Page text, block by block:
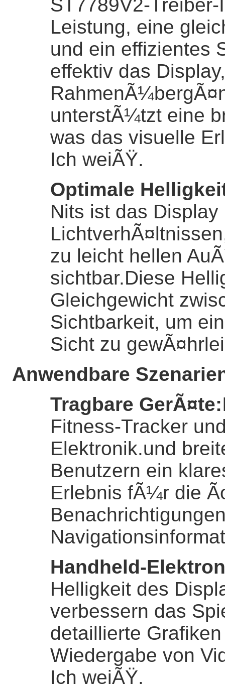
ST7789V2-
Leistung, eine
und ein effizientes
effektiv das
unterstÃ¼tzt eine
was das visuelle
Ich weiÃŸ.
Optimale
Nits ist das
zu leicht hellen
sichtbar.Diese
Gleichgewicht
Sichtbarkeit, um
Sicht zu
Anwendbare
Tragbare GerÃ¤te:
Fitness-Tracker
Elektronik.und
Benutzern ein
Erlebnis fÃ¼r die
Handheld-
Helligkeit des
verbessern das
detaillierte
Wiedergabe von
Ich weiÃŸ.